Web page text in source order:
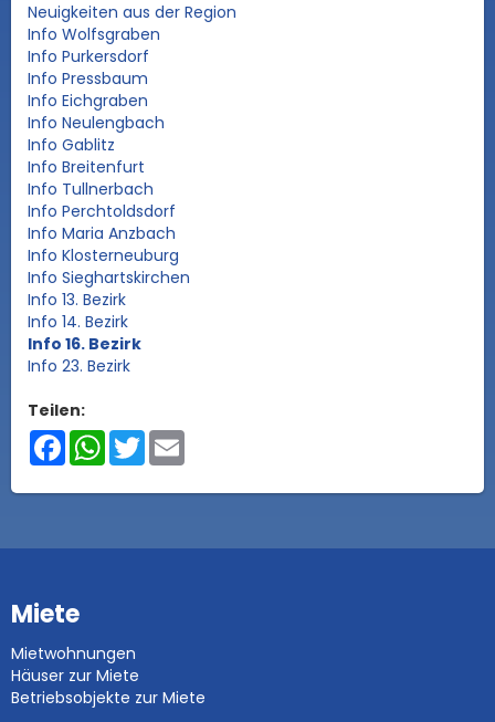
Neuigkeiten aus der Region
Info Wolfsgraben
Info Purkersdorf
Info Pressbaum
Info Eichgraben
Info Neulengbach
Info Gablitz
Info Breitenfurt
Info Tullnerbach
Info Perchtoldsdorf
Info Maria Anzbach
Info Klosterneuburg
Info Sieghartskirchen
Info 13. Bezirk
Info 14. Bezirk
Info 16. Bezirk
Info 23. Bezirk
Teilen:
FacebookWhatsApp
Twitter
Miete
Mietwohnungen
Häuser zur Miete
Betriebsobjekte zur Miete